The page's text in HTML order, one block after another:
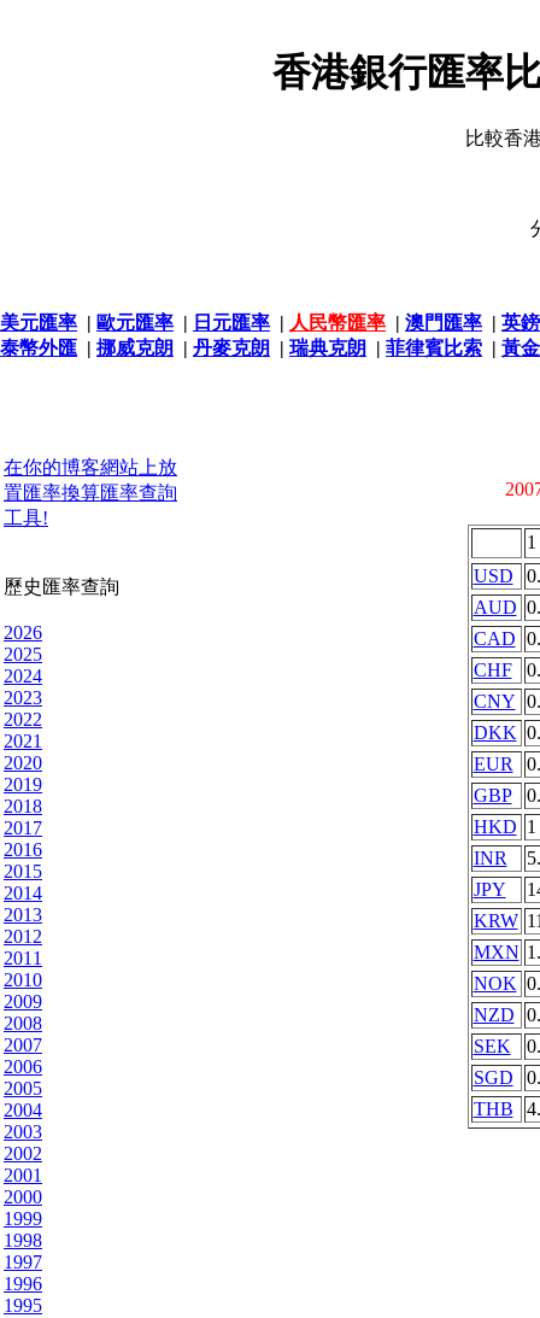
香港銀行匯率
比較香
美元匯率 | 歐元匯率 | 日元匯率 | 人民幣匯率 | 澳門匯率 | 英
泰幣外匯 | 挪威克朗 | 丹麥克朗 | 瑞典克朗 | 菲律賓比索 | 黃
在你的博客網站上放
置匯率換算匯率查詢
工具!
歷史匯率查詢
2026
2025
2024
2023
2022
2021
2020
2019
2018
2017
2016
2015
2014
2013
2012
2011
2010
2009
2008
2007
2006
2005
2004
2003
2002
2001
2000
1999
1998
1997
1996
1995
1
USD
AUD
CAD
CHF
CNY
DKK
EUR
GBP
HKD 1
INR
JPY
KRW
MXN
NOK
NZD
SEK
SGD
THB